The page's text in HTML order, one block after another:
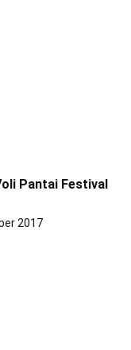
Pantai Festival
2017